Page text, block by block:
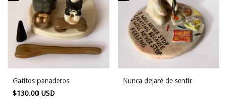
Gatitos panaderos
$130.00 USD
Nunca dejaré de sentir